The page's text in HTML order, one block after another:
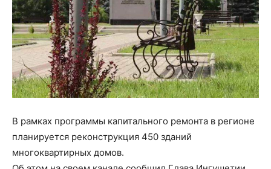
В рамках программы капитального ремонта в регионе
планируется реконструкция 450 зданий
многоквартирных домов.